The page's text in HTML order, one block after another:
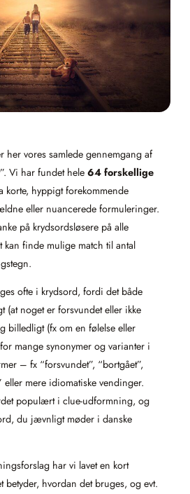
her vores samlede gennemgang af
Vi har fundet hele 64 forskellige
korte, hyppigt forekommende
eller nuancerede formuleringer.
på krydsordsløsere på alle
kan finde mulige match til antal
ofte i krydsord, fordi det både
(at noget er forsvundet eller ikke
billedligt (fx om en følelse eller
mange synonymer og varianter i
– fx “forsvundet”, “bortgået”,
eller mere idiomatiske vendinger.
populært i clue-udformning, og
du jævnligt møder i danske
har vi lavet en kort
betyder, hvordan det bruges, og evt.